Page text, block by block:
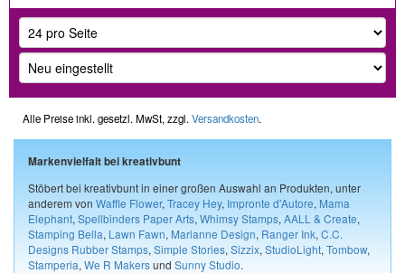
Alle Preise inkl. gesetzl. MwSt, zzgl. Versandkosten.
Markenvielfalt bei kreativbunt
Stöbert bei kreativbunt in einer großen Auswahl an Produkten, unter
anderem von Waffle Flower, Tracey Hey, Impronte d'Autore, Mama
Elephant, Spellbinders Paper Arts, Whimsy Stamps, AALL & Create,
Stamping Bella, Lawn Fawn, Marianne Design, Ranger Ink, C.C.
Designs Rubber Stamps, Simple Stories, Sizzix, StudioLight, Tombow,
Stamperia, We R Makersund Sunny Studio.